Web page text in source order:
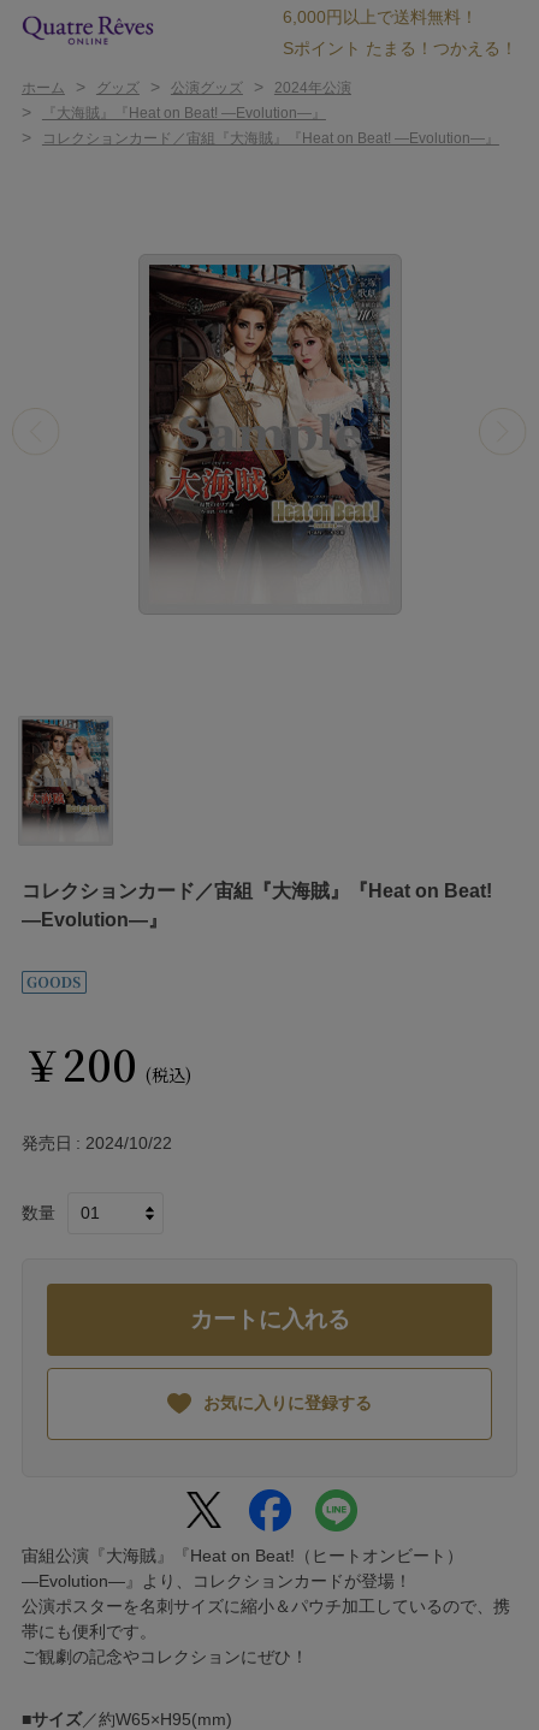
6,000円以上で送料無料！
Sポイント たまる！つかえる！
ホーム > グッズ > 公演グッズ > 2024年公演
> 『大海賊』『Heat on Beat! ―Evolution―』
> コレクションカード／宙組『大海賊』『Heat on Beat! ―Evolution―』
コレクションカード／宙組『大海賊』『Heat on Beat!
―Evolution―』
￥200 (税込)
発売日 2024/10/22
数量
カートに入れる
お気に入りに登録する
宙組公演『大海賊』『Heat on Beat!（ヒートオンビート）
―Evolution―』より、コレクションカードが登場！
公演ポスターを名刺サイズに縮小＆パウチ加工しているので、携
帯にも便利です。
ご観劇の記念やコレクションにぜひ！
■サイズ／約W65×H95(mm)